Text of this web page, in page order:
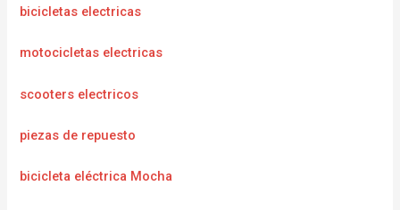
bicicletas electricas
motocicletas electricas
scooters electricos
piezas de repuesto
bicicleta eléctrica Mocha